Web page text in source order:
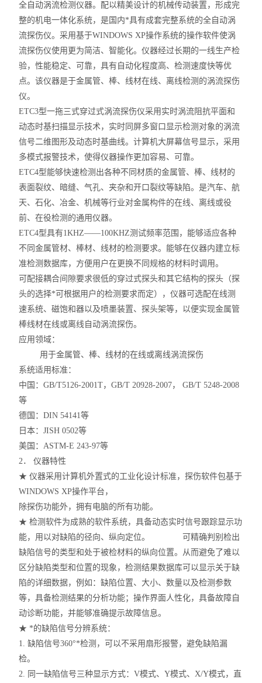
全自动涡流检测仪器。配以精美设计的机械传动装置，形成完
整的机电一体化系统，是国内*具有成套完整系统的全自动涡
流探伤仪。采用基于WINDOWS XP操作系统的操作软件使涡
流探伤仪使用更为简洁、智能化。仪器经过长期的一线生产检
验，性能稳定、可靠，具有自动化程度高、检测速度快等优
点。该仪器是于金属管、棒、线材在线、离线检测的涡流探伤
仪。
ETC3型一拖三式穿过式涡流探伤仪采用实时涡流阻抗平面和
动态时基扫描显示技术，实时同屏多窗口显示检测对象的涡流
信号二维图形及动态时基曲线。计算机大屏幕信号显示，采用
多模式报警技术，使得仪器操作更加容易、可靠。
ETC4型能够快速检测出各种不同材质的金属管、棒、线材的
表面裂纹、暗缝、气孔、夹杂和开口裂纹等缺陷。是汽车、航
天、石化、冶金、机械等行业对金属构件的在线、离线或役
前、在役检测的通用仪器。
ETC4型具有1KHZ——100KHZ测试频率范围，能够适应各种
不同金属管材、棒材、线材的检测要求。能够在仪器内建立标
准检测数据库，方便用户在更换不同规格的材料时调用。
可配接耦合间隙要求很低的穿过式探头和其它结构的探头（探
头的选择*可根据用户的检测要求而定），仪器可选配在线测
速系统、磁饱和器以及喷墨装置、探头架等，以便实现金属管
棒线材在线或离线自动涡流探伤。
应用领域：
用于金属管、棒、线材的在线或离线涡流探伤
系统适用标准：
中国：GB/T5126-2001T，GB/T 20928-2007， GB/T 5248-2008
等
德国：DIN 54141等
日本：JISH 0502等
美国：ASTM-E 243-97等
2． 仪器特性
★ 仪器采用计算机外置式的工业化设计标准，探伤软件包基于
WINDOWS XP操作平台，
除探伤功能外，拥有电脑的所有功能。
★ 检测软件为成熟的软件系统，具备动态实时信号跟踪显示功
能，用以对缺陷的径向、纵向定位。 可精确判别检出
缺陷信号的类型和处于被检材料的纵向位置。从而避免了难以
区分缺陷类型和位置的现象，检测结果数据库可以显示关于缺
陷的详细数据，例如：缺陷位置、大小、数量以及检测参数
等，具备检测结果的分析功能；操作界面人性化，具备故障自
动诊断功能，并能够准确提示故障信息。
★ *的缺陷信号分辨系统：
1. 缺陷信号360°*检测，可以不采用扇形报警，避免缺陷漏
检。
2. 同一缺陷信号三种显示方式：V模式、Y模式、X/Y模式，直